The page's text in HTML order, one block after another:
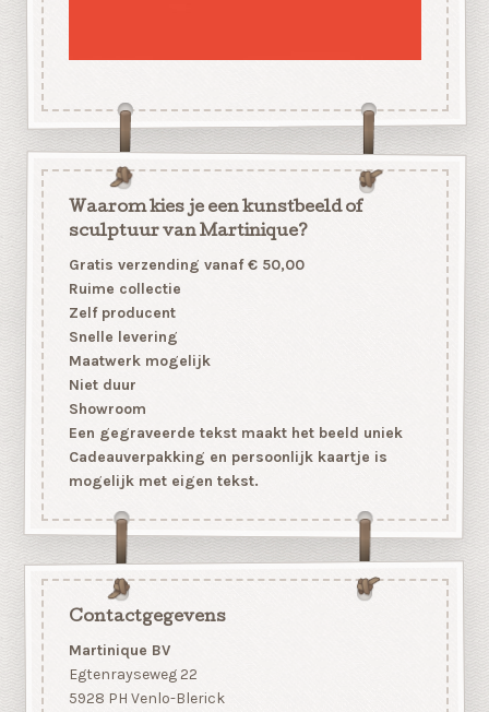
Waarom kies je een kunstbeeld of
sculptuur van Martinique?
Gratis verzending vanaf € 50,00
Ruime collectie
Zelf producent
Snelle levering
Maatwerk mogelijk
Niet duur
Showroom
Een gegraveerde tekst maakt het beeld uniek
Cadeauverpakking en persoonlijk kaartje is
mogelijk met eigen tekst.
Contactgegevens
Martinique BV
Egtenrayseweg 22
5928 PH Venlo-Blerick